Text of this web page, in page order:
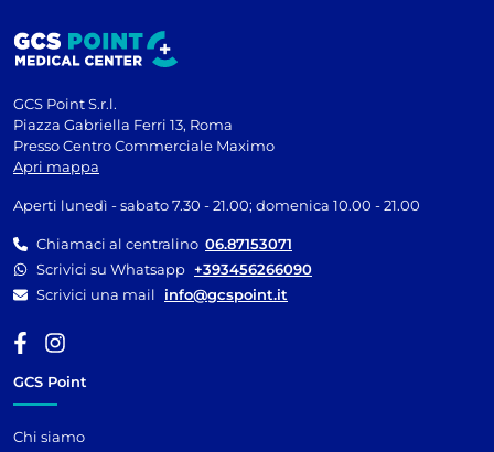
GCS Point S.r.l.
Piazza Gabriella Ferri 13, Roma
Presso Centro Commerciale Maximo
Apri mappa
Aperti lunedì - sabato 7.30 - 21.00; domenica 10.00 - 21.00
Chiamaci al centralino 06.87153071
Scrivici su Whatsapp +393456266090
Scrivici una mail
info@gcspoint.it
GCS Point
Chi siamo